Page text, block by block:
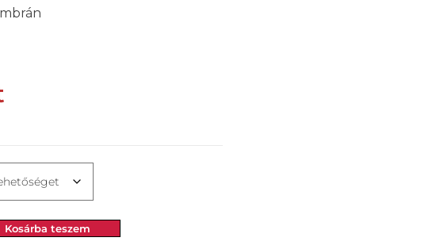
Kosárba teszem